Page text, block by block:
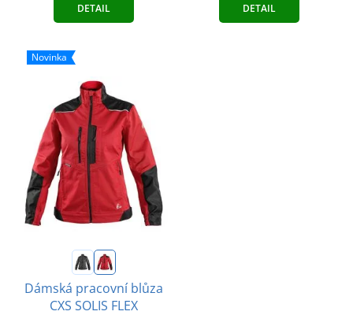
DETAIL DETAIL
Novinka
Dámská pracovní blůza
CXS SOLIS FLEX